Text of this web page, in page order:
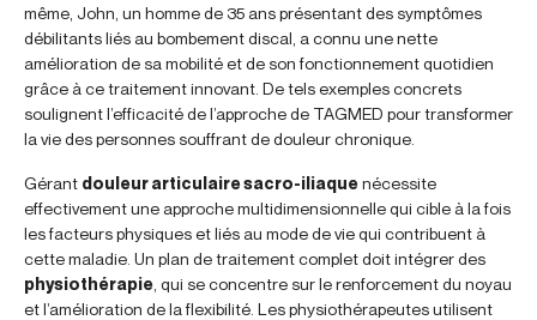
même, John, un homme de 35 ans présentant des symptômes
débilitants liés au bombement discal, a connu une nette
amélioration de sa mobilité et de son fonctionnement quotidien
grâce à ce traitement innovant. De tels exemples concrets
soulignent l’efficacité de l’approche de TAGMED pour transformer
la vie des personnes souffrant de douleur chronique.
Gérant douleur articulaire sacro-iliaquenécessite
effectivement une approche multidimensionnelle qui cible à la fois
les facteurs physiques et liés au mode de vie qui contribuent à
cette maladie. Un plan de traitement complet doit intégrer des
physiothérapie , qui se concentre sur le renforcement du noyau
et l’amélioration de la flexibilité. Les physiothérapeutes utilisent